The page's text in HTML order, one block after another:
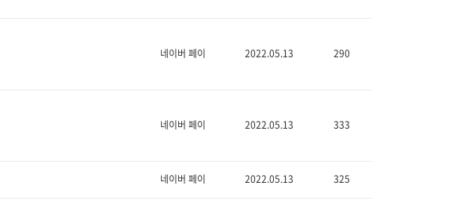
네이버 페이 2022.05.13 290
네이버 페이 2022.05.13 333
네이버 페이 2022.05.13 325